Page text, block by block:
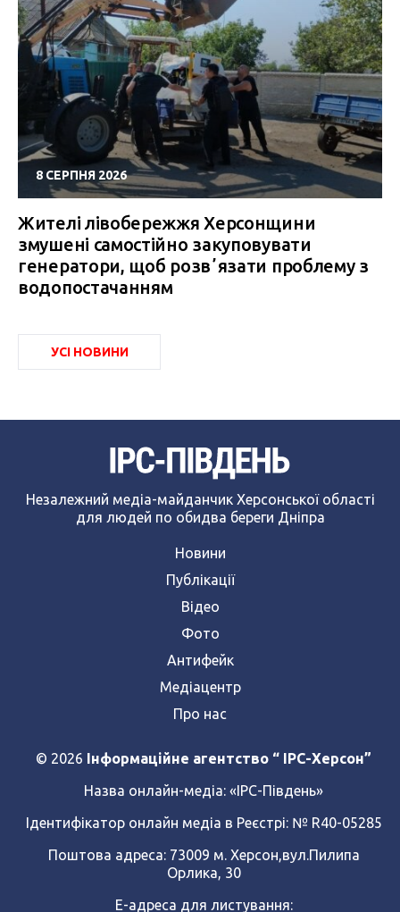
8 СЕРПНЯ 2026
Жителі лівобережжя Херсонщини
змушені самостійно закуповувати
генератори, щоб розвʼязати проблему з
водопостачанням
УСІ НОВИНИ
Незалежний медіа-майданчик Херсонської області
для людей по обидва береги Дніпра
Новини
Публікації
Відео
Фото
Антифейк
Медіацентр
Про нас
© 2026 Інформаційне агентство “ IPC-Херсон”
Назва онлайн-медіа: «ІРС-Південь»
Ідентифікатор онлайн медіа в Реєстрі: № R40-05285
Поштова адреса: 73009 м. Херсон,вул.Пилипа
Орлика, 30
Е-адреса для листування: